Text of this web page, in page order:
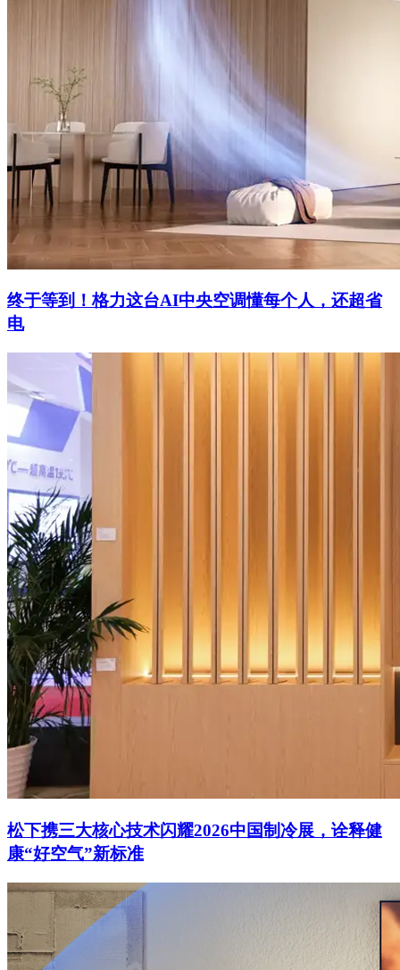
终于等到！格力这台AI中央空调懂每个人，还超省
电
松下携三大核心技术闪耀2026中国制冷展，诠释健
康“好空气”新标准